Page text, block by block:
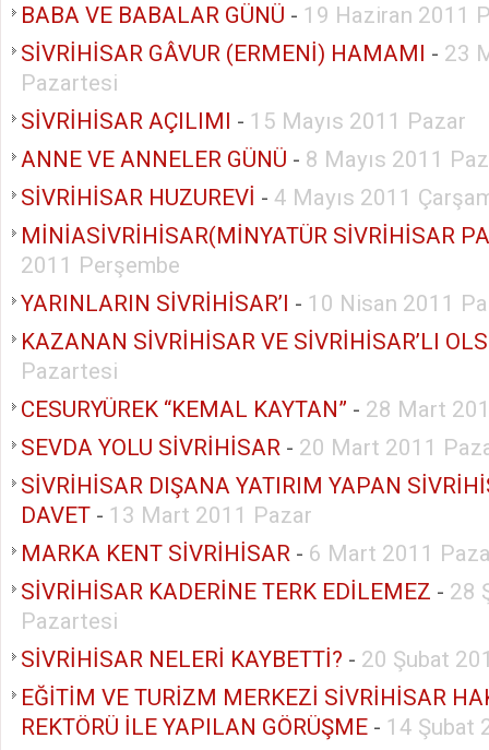
BABA VE BABALAR GÜNÜ - 19 Haziran 2011
SİVRİHİSAR GÂVUR (ERMENİ) HAMAMI - 23
Pazartesi
SİVRİHİSAR AÇILIMI - 15 Mayıs 2011 Pazar
ANNE VE ANNELER GÜNÜ - 8 Mayıs 2011
SİVRİHİSAR HUZUREVİ - 4 Mayıs 2011
MİNİASİVRİHİSAR(MİNYATÜR SİVRİHİSAR
2011 Perşembe
YARINLARIN SİVRİHİSAR’I - 10 Nisan 2011
KAZANAN SİVRİHİSAR VE SİVRİHİSAR’LI
Pazartesi
CESURYÜREK “KEMAL KAYTAN” - 28 Mart
SEVDA YOLU SİVRİHİSAR - 20 Mart 2011
SİVRİHİSAR DIŞANA YATIRIM YAPAN
DAVET - 13 Mart 2011 Pazar
MARKA KENT SİVRİHİSAR - 6 Mart 2011
SİVRİHİSAR KADERİNE TERK EDİLEMEZ - 28
Pazartesi
SİVRİHİSAR NELERİ KAYBETTİ? - 20 Şubat
EĞİTİM VE TURİZM MERKEZİ SİVRİHİSAR
REKTÖRÜ İLE YAPILAN GÖRÜŞME - 14 Şubat